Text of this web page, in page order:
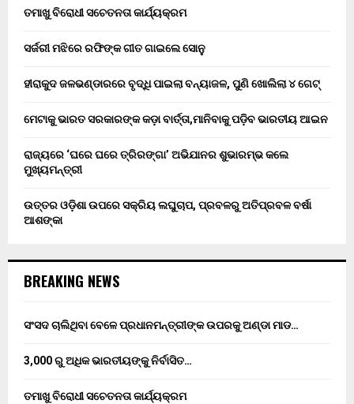
ତମାଖୁ ବିରୋଧୀ ସଚେତନତା କାର୍ଯ୍ୟକ୍ରମ
ସର୍ଜରୀ ମଝିରେ ରଫିଙ୍କ ଗୀତ ଗାଇଲେ ସୋନୁ
ହୀରାକୁଦ ଜଳଭଣ୍ଡାରରେ ବୃଦ୍ଧି ପାଇଲା ବନ୍ୟାଜଳ, ପୁଣି ଖୋଲିଲା ୪ ଗେଟ୍
ମେଟାକୁ ଭାରତ ସରକାରଙ୍କ କଡ଼ା ବାର୍ତ୍ତା,ମାନିବାକୁ ପଡ଼ିବ ଭାରତୀୟ ଆଇନ
ରାଜ୍ୟରେ ‘ଘରେ ଘରେ ତ୍ରିରଙ୍ଗା’ ଅଭିଯାନର ଶୁଭାରମ୍ଭ କଲେ
ମୁଖ୍ୟମନ୍ତ୍ରୀ
ଉତ୍ତର ଓଡ଼ିଶା ଉପରେ ସକ୍ରିୟ ଲଘୁଚାପ, ପ୍ରବଳରୁ ଅତିପ୍ରବଳ ବର୍ଷା
ଆଶଙ୍କା
BREAKING NEWS
ସଂସଦ ଚାଲିଥିବା ବେଳେ ପ୍ରଧାନମନ୍ତ୍ରୀଙ୍କ ଉପରକୁ ଅଣ୍ଡା ମାଡ…
3,000 ରୁ ଅଧିକ ଭାରତୀୟଙ୍କୁ ନିର୍ବାସିତ…
ତମାଖୁ ବିରୋଧୀ ସଚେତନତା କାର୍ଯ୍ୟକ୍ରମ